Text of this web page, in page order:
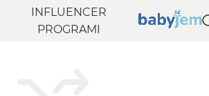
INFLUENCER
PROGRAMI